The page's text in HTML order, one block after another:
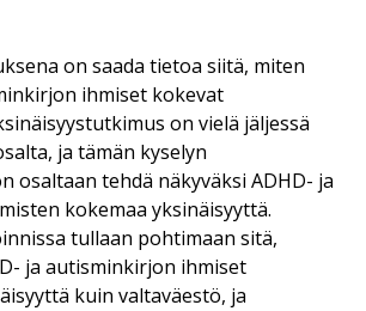
on saada tietoa siitä, miten
ihmiset kokevat
on vielä jäljessä
ja tämän kyselyn
osaltaan tehdä näkyväksi ADHD- ja
kokemaa yksinäisyyttä.
tullaan pohtimaan sitä,
ja autisminkirjon ihmiset
kuin valtaväestö, ja